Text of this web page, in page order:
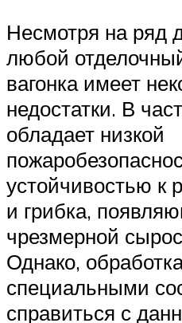
Несмотря на ряд
любой
вагонка имеет
недостатки. В
обладает низкой
устойчивостью к
и грибка,
чрезмерной
Однако,
специальными
справиться с